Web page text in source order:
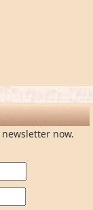
now.